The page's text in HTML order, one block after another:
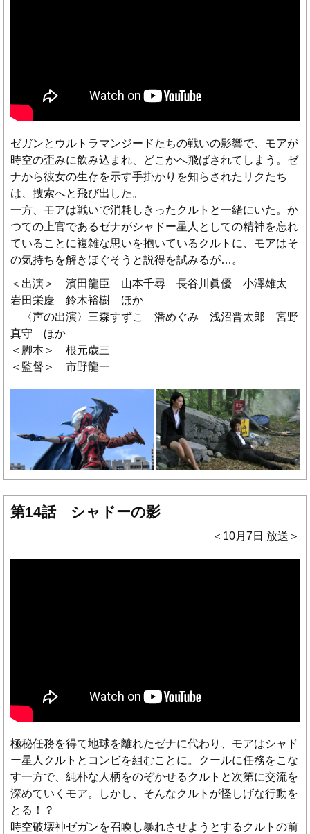
ゼガンとウルトラマンジードたちの戦いの影響で、モアが
時空の歪みに飲み込まれ、どこかへ飛ばされてしまう。ゼ
ナから彼女の生存を示す手掛かりを知らされたリクたち
は、捜索へと飛び出した。
一方、モアは戦いで消耗しきったクルトと一緒にいた。か
つての上官であるゼナがシャドー星人としての精神を忘れ
ていることに複雑な思いを抱いているクルトに、モアはそ
の気持ちを解きほぐそうと説得を試みるが…。
＜出演＞ 濱田龍臣 山本千尋 長谷川眞優 小澤雄太
岩田栄慶 鈴木裕樹 ほか
〈声の出演〉三森すずこ 潘めぐみ 浅沼晋太郎 宮野
真守 ほか
＜脚本＞ 根元歳三
＜監督＞ 市野龍一
第14話 シャドーの影
＜10月7日 放送＞
極秘任務を得て地球を離れたゼナに代わり、モアはシャド
ー星人クルトとコンビを組むことに。クールに任務をこな
す一方で、純朴な人柄をのぞかせるクルトと次第に交流を
深めていくモア。しかし、そんなクルトが怪しげな行動を
とる！？
時空破壊神ゼガンを召喚し暴れさせようとするクルトの前